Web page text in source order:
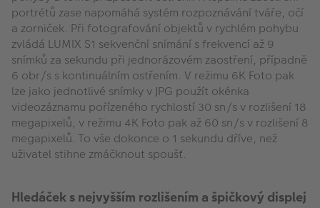
portrétů zase napomáhá systém rozpoznávání tváře, očí
a zorniček. Při fotografování objektů v rychlém pohybu
zvládá LUMIX S1 sekvenční snímání s frekvencí až 9
snímků za sekundu při jednorázovém zaostření, případně
6 obr/s s kontinuálním ostřením. V režimu 6K Foto pak
lze jako jednotlivé snímky v JPG použít okénka
videozáznamu pořízeného rychlostí 30 sn/s v rozlišení 18
megapixelů, v režimu 4K Foto pak až 60 sn/s v rozlišení 8
megapixelů. To vše dokonce o 1 sekundu dříve, než
uživatel stihne zmáčknout spoušť.
Hledáček s nejvyšším rozlišením a špičkový displej